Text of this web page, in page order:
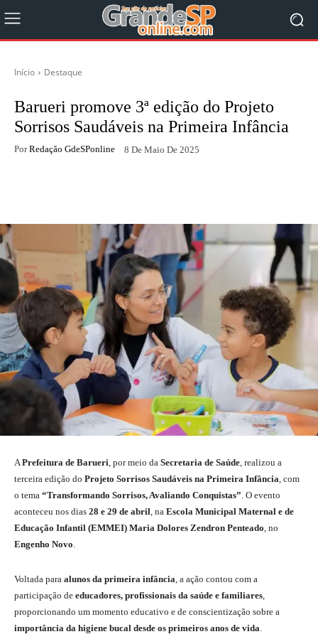
Início Destaque
Barueri promove 3ª edição do Projeto
Sorrisos Saudáveis na Primeira Infância
Por Redação GdeSPonline 8 De Maio De 2025
A Prefeitura de Barueri , por meio da Secretaria de Saúde , realizou a
terceira edição do Projeto Sorrisos Saudáveis na Primeira Infância , com
o tema “Transformando Sorrisos, Avaliando Conquistas” . O evento
aconteceu nos dias 28 e 29 de abril , na Escola Municipal Maternal e de
Educação Infantil (EMMEI) Maria Dolores Zendron Penteado , no
Engenho Novo
Voltada para alunos da primeira infância , a ação contou com a
participação de educadores, profissionais da saúde e familiares
proporcionando um momento educativo e de conscientização sobre a
importância da higiene bucal desde os primeiros anos de vida